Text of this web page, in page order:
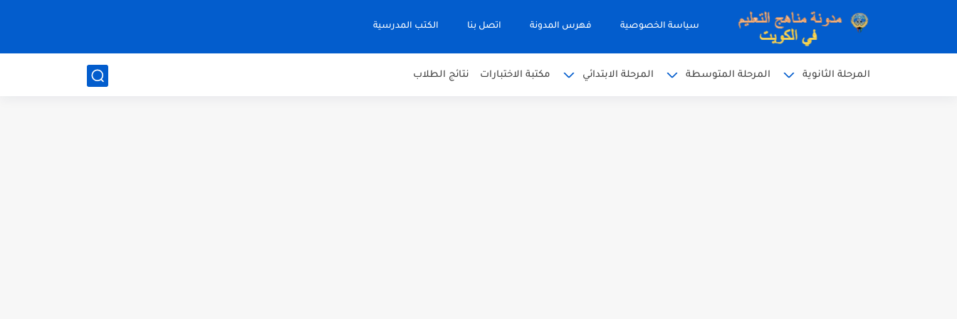
سياسة الخصوصية فهرس المدونة اتصل بنا الكتب المدرسية
المرحلة الثانوية المرحلة المتوسطة المرحلة الابتدائي مكتبة الاختبارات نتائج الطلاب